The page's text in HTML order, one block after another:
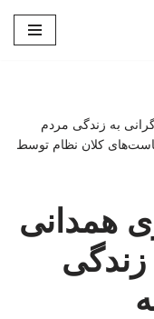
به زندگی مردم
کلان نظام توسط
همدانی
زندگی